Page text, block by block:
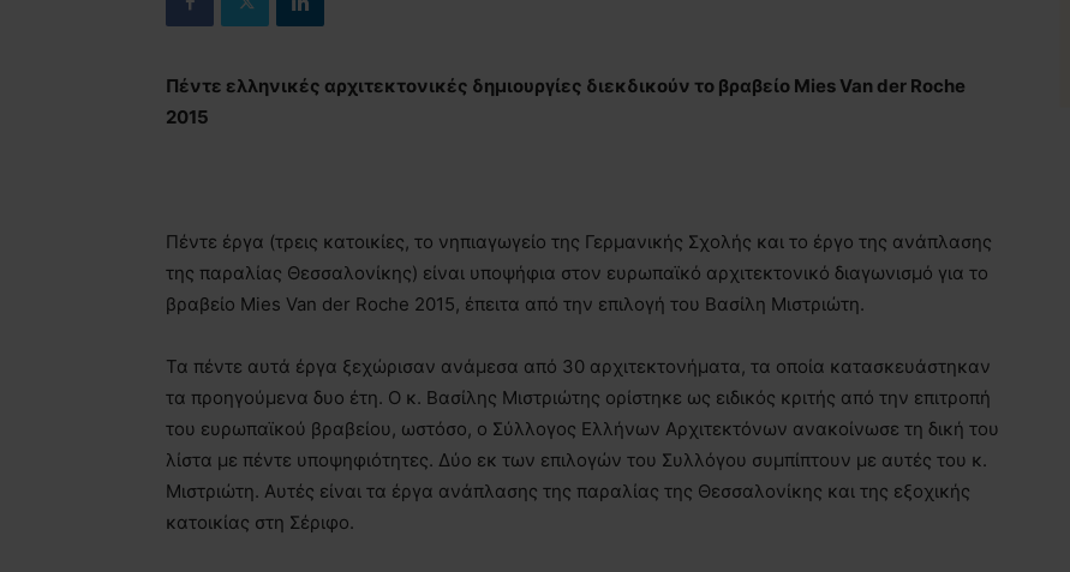
Πέντε ελληνικές αρχιτεκτονικές δημιουργίες διεκδικούν το βραβείο Mies Van der Roche
2015
Πέντε έργα (τρεις κατοικίες, το νηπιαγωγείο της Γερμανικής Σχολής και το έργο της ανάπλασης
της παραλίας Θεσσαλονίκης) είναι υποψήφια στον ευρωπαϊκό αρχιτεκτονικό διαγωνισμό για το
βραβείο Mies Van der Roche 2015, έπειτα από την επιλογή του Βασίλη Μιστριώτη.
Τα πέντε αυτά έργα ξεχώρισαν ανάμεσα από 30 αρχιτεκτονήματα, τα οποία κατασκευάστηκαν
τα προηγούμενα δυο έτη. Ο κ. Βασίλης Μιστριώτης ορίστηκε ως ειδικός κριτής από την επιτροπή
του ευρωπαϊκού βραβείου, ωστόσο, ο Σύλλογος Ελλήνων Αρχιτεκτόνων ανακοίνωσε τη δική του
λίστα με πέντε υποψηφιότητες. Δύο εκ των επιλογών του Συλλόγου συμπίπτουν με αυτές του κ.
Μιστριώτη. Αυτές είναι τα έργα ανάπλασης της παραλίας της Θεσσαλονίκης και της εξοχικής
κατοικίας στη Σέριφο.